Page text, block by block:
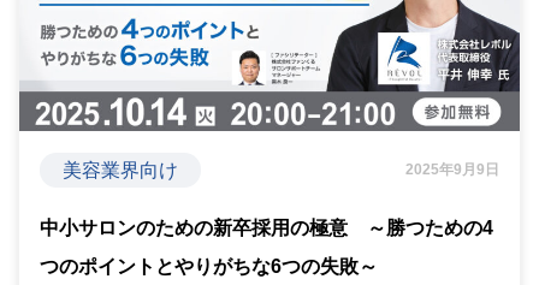
美容業界向け 2025年9月9日
中小サロンのための新卒採用の極意 ～勝つための4
つのポイントとやりがちな6つの失敗～